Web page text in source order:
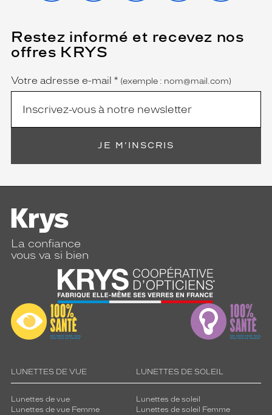
Restez informé et recevez nos
offres KRYS
Name
Votre adresse e-mail *
(Ce
champ
est
obligatoire)
(exemple : nom@mail.com)
JE M'INSCRIS
La confiance
vous va si bien
LUNETTES DE VUE
Lunettes de vue
Lunettes de vue Femme
LUNETTES DE SOLEIL
Lunettes de soleil
Lunettes de soleil Femme